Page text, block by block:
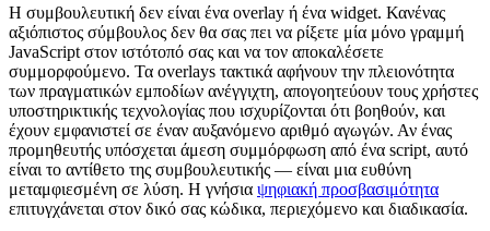
Η συμβουλευτική δεν είναι ένα overlay ή ένα widget. Κανένας
αξιόπιστος σύμβουλος δεν θα σας πει να ρίξετε μία μόνο γραμμή
JavaScript στον ιστότοπό σας και να τον αποκαλέσετε
συμμορφούμενο. Τα overlays τακτικά αφήνουν την πλειονότητα
των πραγματικών εμποδίων ανέγγιχτη, απογοητεύουν τους χρήστες
υποστηρικτικής τεχνολογίας που ισχυρίζονται ότι βοηθούν, και
έχουν εμφανιστεί σε έναν αυξανόμενο αριθμό αγωγών. Αν ένας
προμηθευτής υπόσχεται άμεση συμμόρφωση από ένα script, αυτό
είναι το αντίθετο της συμβουλευτικής — είναι μια ευθύνη
μεταμφιεσμένη σε λύση. Η γνήσια ψηφιακή προσβασιμότητα
επιτυγχάνεται στον δικό σας κώδικα, περιεχόμενο και διαδικασία.